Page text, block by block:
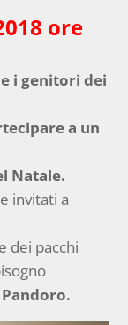
ore
i genitori dei
a un
Natale.
invitati a
dei pacchi